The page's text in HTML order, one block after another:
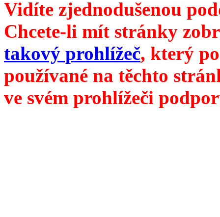
Vidíte zjednodušenou
Chcete-li mít stránky
takový prohlížeč, který
používané na těchto
ve svém prohlížeči